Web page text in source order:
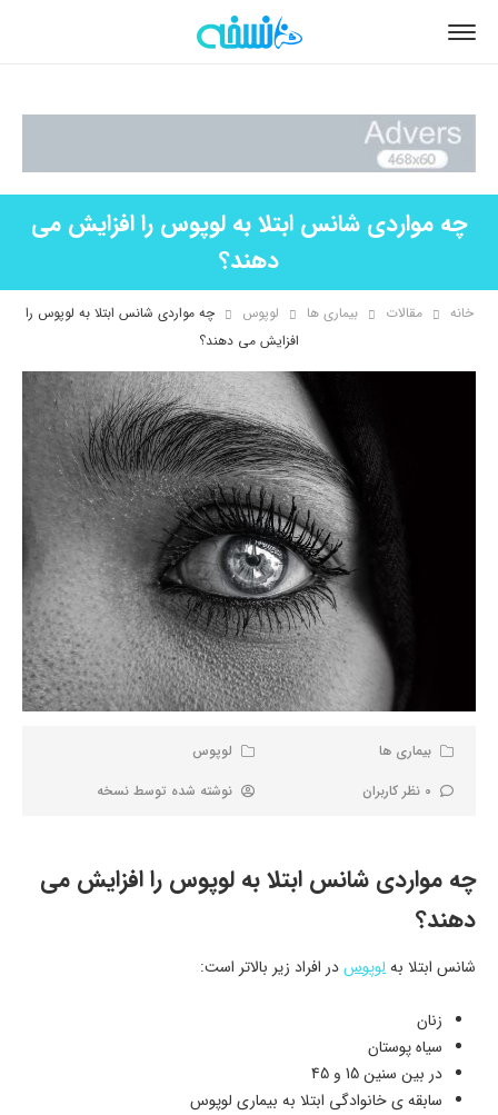
چه مواردی شانس ابتلا به لوپوس را افزایش می
دهند؟
خانه مقالات بیماری ها لوپوس
چه مواردی شانس ابتلا به لوپوس را
افزایش می دهند؟
بیماری ها
لوپوس
0 نظر کاربران
نوشته شده توسط نسخه
چه مواردی شانس ابتلا به لوپوس را افزایش می
دهند؟
شانس ابتلا بهلوپوسدر افراد زیر بالاتر است:
زنان
سیاه پوستان
در بین سنین 15 و 45
سابقه ی خانوادگی ابتلا به بیماری لوپوس